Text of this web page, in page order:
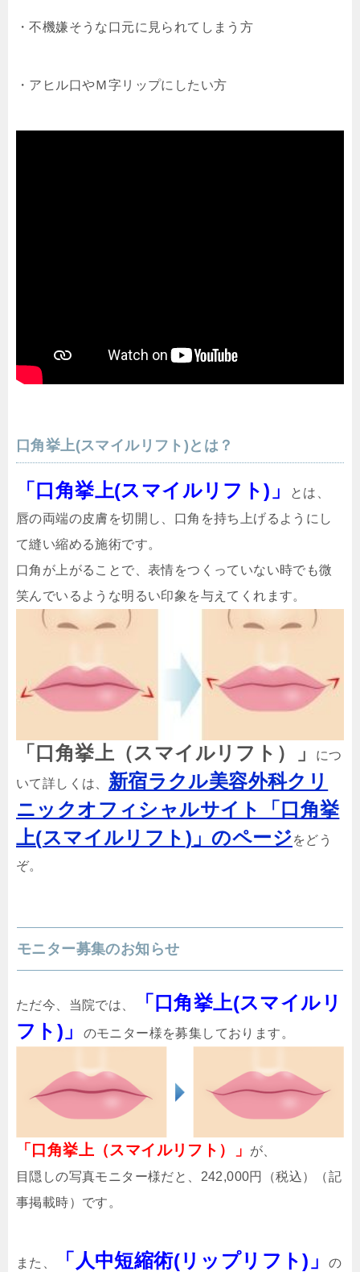
・不機嫌そうな口元に見られてしまう方
・アヒル口やＭ字リップにしたい方
口角挙上(スマイルリフト )とは？
「口角挙上(スマイルリフト)」
とは、
唇の両端の皮膚を切開し、口角を持ち上げるようにし
て縫い縮める施術です。
口角が上がることで、表情をつくっていない時でも微
笑んでいるような明るい印象を与えてくれます。
「口角挙上（スマイルリフト ）」 につ
いて詳しくは、 新宿ラクル美容外科クリ
ニックオフィシャルサイト「口角挙
上(スマイルリフト )」のページをどう
ぞ。
モニター募集のお知らせ
ただ今、当院では、 「口角挙上(スマイルリ
フト )」 のモニター様を募集しております。
「口角挙上（スマイルリフト ）」
が、
目隠しの写真モニター様だと、242,000円（税込）（記
事掲載時）です。
また、 「人中短縮術(リップリフト)」の